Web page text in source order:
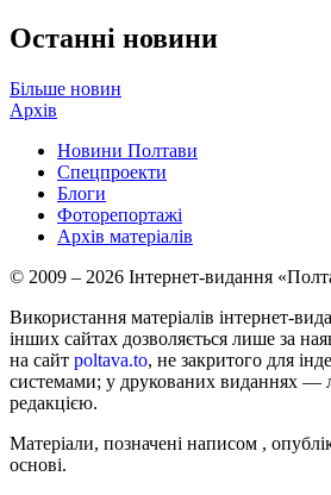
Останні новини
Більше новин
Архів
Новини Полтави
Спецпроекти
Блоги
Фоторепортажі
Архів матеріалів
© 2009 – 2026 Інтернет-видання
Використання матеріалів інтернет-
інших сайтах дозволяється лише за
на сайт poltava.to, не закритого для
системами; у друкованих виданнях —
редакцією.
Матеріали, позначені написом ,
основі.